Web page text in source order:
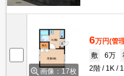
画像：17枚
6万円(管
敷
6万
2階
1K